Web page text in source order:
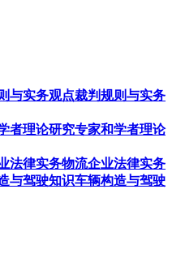
裁判规则与实务
专家和学者理论
物流企业法律实务
车辆构造与驾驶